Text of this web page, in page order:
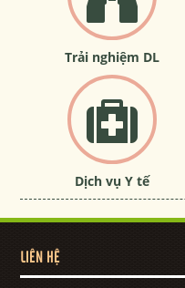
Trải nghiệm DL
Dịch vụ Y tế
LIÊN HỆ